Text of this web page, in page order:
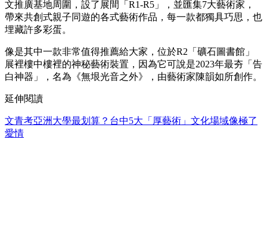
文推廣基地周圍，設了展間「R1-R5」，並匯集7大藝術家，
帶來共創式親子同遊的各式藝術作品，每一款都獨具巧思，也
埋藏許多彩蛋。
像是其中一款非常值得推薦給大家，位於R2「礦石圖書館」
展裡樓中樓裡的神秘藝術裝置，因為它可說是2023年最夯「告
白神器」，名為《無垠光音之外》，由藝術家陳韻如所創作。
延伸閱讀
文青考亞洲大學最划算？台中5大「厚藝術」文化場域像極了
愛情